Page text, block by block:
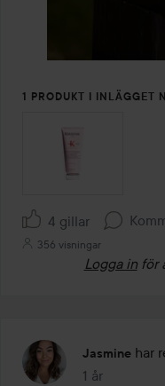
1 PRODUKT I INLÄGGET
4 gillar
356 visningar
Logga in för
Jasmine har
1 år
Inlägget